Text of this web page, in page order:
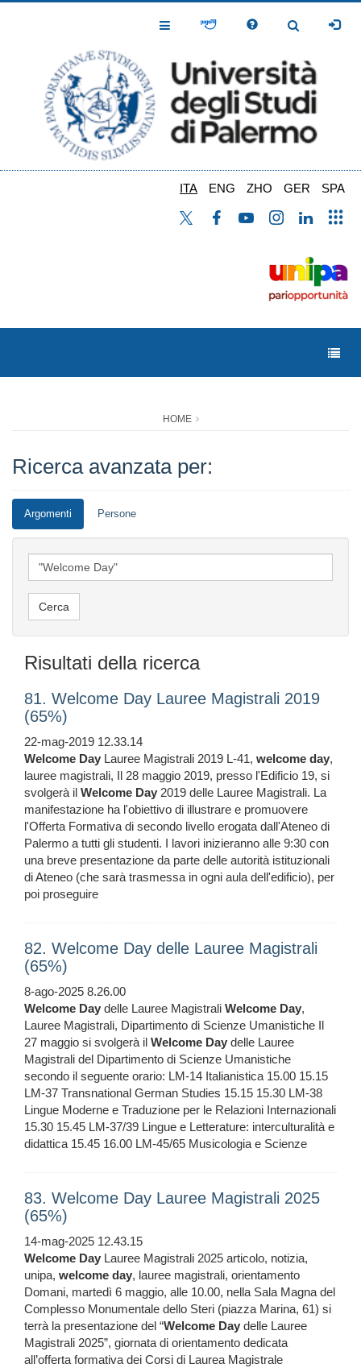
Toggle
Toggle
ITA ENG ZHO GER SPA
HOME
Ricerca avanzata per:
Argomenti Persone
Risultati della ricerca
81. Welcome Day Lauree Magistrali 2019
(65%)
22-mag-2019 12.33.14
Welcome Day Lauree Magistrali 2019 L-41, welcome day,
lauree magistrali, Il 28 maggio 2019, presso l'Edificio 19, si
svolgerà il Welcome Day 2019 delle Lauree Magistrali. La
manifestazione ha l'obiettivo di illustrare e promuovere
l'Offerta Formativa di secondo livello erogata dall'Ateneo di
Palermo a tutti gli studenti. I lavori inizieranno alle 9:30 con
una breve presentazione da parte delle autorità istituzionali
di Ateneo (che sarà trasmessa in ogni aula dell'edificio), per
poi proseguire
82. Welcome Day delle Lauree Magistrali
(65%)
8-ago-2025 8.26.00
Welcome Day delle Lauree Magistrali Welcome Day,
Lauree Magistrali, Dipartimento di Scienze Umanistiche Il
27 maggio si svolgerà il Welcome Day delle Lauree
Magistrali del Dipartimento di Scienze Umanistiche
secondo il seguente orario: LM-14 Italianistica 15.00 15.15
LM-37 Transnational German Studies 15.15 15.30 LM-38
Lingue Moderne e Traduzione per le Relazioni Internazionali
15.30 15.45 LM-37/39 Lingue e Letterature: interculturalità e
didattica 15.45 16.00 LM-45/65 Musicologia e Scienze
83. Welcome Day Lauree Magistrali 2025
(65%)
14-mag-2025 12.43.15
Welcome Day Lauree Magistrali 2025 articolo, notizia,
unipa, welcome day, lauree magistrali, orientamento
Domani, martedì 6 maggio, alle 10.00, nella Sala Magna del
Complesso Monumentale dello Steri (piazza Marina, 61) si
terrà la presentazione del “Welcome Day delle Lauree
Magistrali 2025”, giornata di orientamento dedicata
all’offerta formativa dei Corsi di Laurea Magistrale